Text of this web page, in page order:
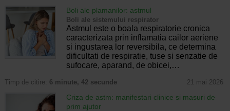
Boli ale plamanilor: astmul
Boli ale sistemului respirator
Astmul este o boala respiratorie cronica
caracterizata prin inflamatia cailor aeriene
si ingustarea lor reversibila, ce determina
dificultati de respiratie, tuse si senzatie de
sufocare, aparand, de obicei,…
Timp de citire: 6 minute, 42 secunde 21 mai 2026
Criza de astm: manifestari clinice si masuri de
prim ajutor